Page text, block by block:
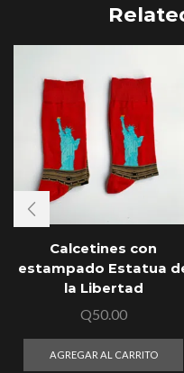
Calcetines con
estampado Estatua
la Libertad
Q50.00
AGREGAR AL CARRITO